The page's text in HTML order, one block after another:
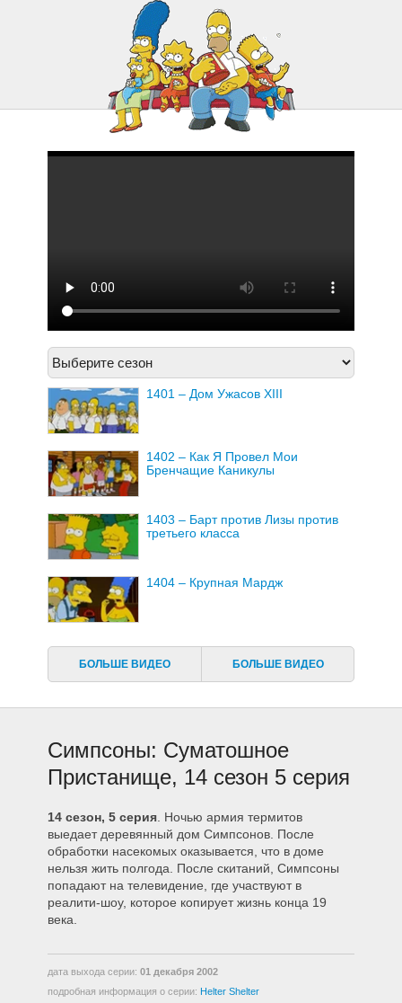
1421 – Барт войны
1401 – Дом Ужасов XIII
1402 – Как Я Провел Мои
Бренчащие Каникулы
1403 – Барт против Лизы против
третьего класса
1404 – Крупная Мардж
1407 – Особая Эдна
1408 – Папа, Который Знал
Слишком Мало
1409 – Сильные руки Мардж
БОЛЬШЕ ВИДЕО БОЛЬШЕ ВИДЕО
Симпсоны: Суматошное
Пристанище, 14 сезон 5 серия
14 сезон, 5 серия . Ночью армия термитов
выедает деревянный дом Симпсонов. После
обработки насекомых оказывается, что в доме
нельзя жить полгода. После скитаний, Симпсоны
попадают на телевидение, где участвуют в
реалити-шоу, которое копирует жизнь конца 19
века.
дата выхода серии: 01 декабря 2002
подробная информация о серии: Helter Shelter